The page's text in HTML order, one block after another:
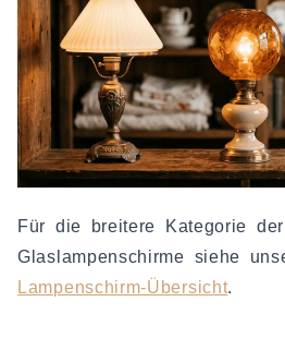
Für die breitere Kategorie
Glaslampenschirme siehe
Lampenschirm-Übersicht.